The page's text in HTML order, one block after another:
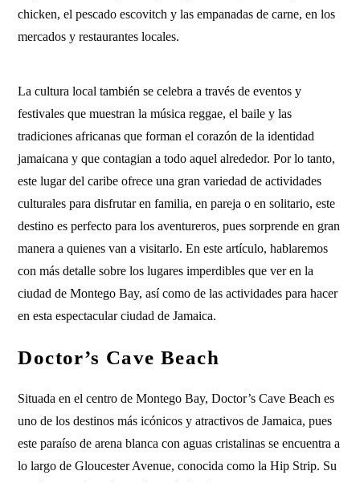
chicken, el pescado escovitch y las empanadas de carne, en los
mercados y restaurantes locales.
La cultura local también se celebra a través de eventos y
festivales que muestran la música reggae, el baile y las
tradiciones africanas que forman el corazón de la identidad
jamaicana y que contagian a todo aquel alrededor. Por lo tanto,
este lugar del caribe ofrece una gran variedad de actividades
culturales para disfrutar en familia, en pareja o en solitario, este
destino es perfecto para los aventureros, pues sorprende en gran
manera a quienes van a visitarlo. En este artículo, hablaremos
con más detalle sobre los lugares imperdibles que ver en la
ciudad de Montego Bay, así como de las actividades para hacer
en esta espectacular ciudad de Jamaica.
Doctor’s Cave Beach
Situada en el centro de Montego Bay, Doctor’s Cave Beach es
uno de los destinos más icónicos y atractivos de Jamaica, pues
este paraíso de arena blanca con aguas cristalinas se encuentra a
lo largo de Gloucester Avenue, conocida como la Hip Strip. Su